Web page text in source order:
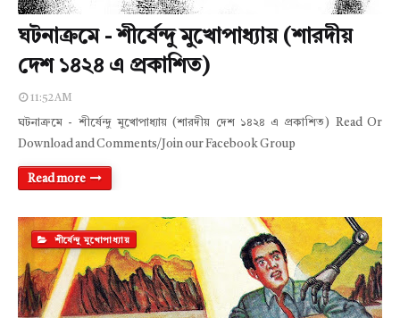
ঘটনাক্রমে - শীর্ষেন্দু মুখোপাধ্যায় (শারদীয়
দেশ ১৪২৪ এ প্রকাশিত)
11:52 AM
ঘটনাক্রমে - শীর্ষেন্দু মুখোপাধ্যায় (শারদীয় দেশ ১৪২৪ এ প্রকাশিত) Read Or
Download and Comments/Join our Facebook Group
Read more
শীর্ষেন্দু মুখোপাধ্যায়